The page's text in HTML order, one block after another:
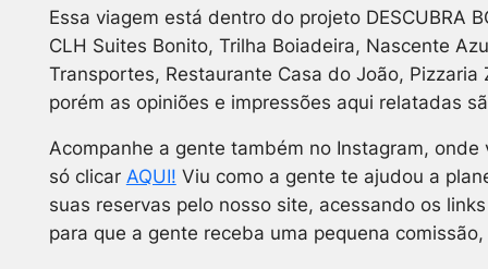
Essa viagem está dentro do projeto DESCUBRA
CLH Suites Bonito, Trilha Boiadeira, Nascente
Transportes, Restaurante Casa do João,
porém as opiniões e impressões aqui relatadas
Acompanhe a gente também no Instagram,
só clicar AQUI! Viu como a gente te ajudou a
suas reservas pelo nosso site, acessando os
para que a gente receba uma pequena